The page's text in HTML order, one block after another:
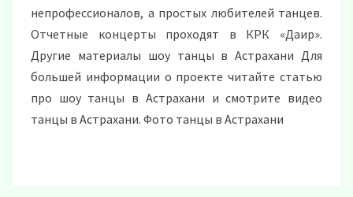
непрофессионалов, а простых любителей танцев.
Отчетные концерты проходят в КРК «Даир».
Другие материалы шоу танцы в Астрахани Для
большей информации о проекте читайте статью
про шоу танцы в Астрахани и смотрите видео
танцы в Астрахани. Фото танцы в Астрахани